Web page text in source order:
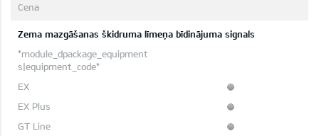
Zema mazgāšanas škidruma līmeņa bīdinājuma signals